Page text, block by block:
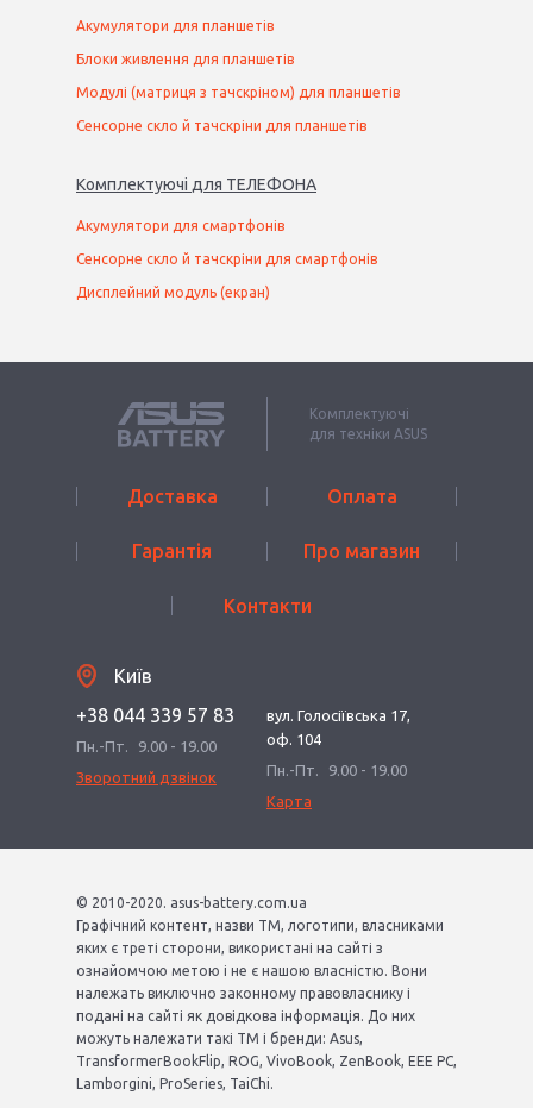
Акумулятори для планшетів
Блоки живлення для планшетів
Модулі (матриця з тачскріном) для планшетів
Сенсорне скло й тачскріни для планшетів
Комплектуючі для ТЕЛЕФОНА
Акумулятори для смартфонів
Сенсорне скло й тачскріни для смартфонів
Дисплейний модуль (екран)
Комплектуючі
для техніки ASUS
Доставка Оплата
Гарантія Про магазин
Контакти
Київ
+38 044 339 57 83
Пн.-Пт.
9.00 - 19.00
Зворотний дзвінок
вул. Голосіївська 17,
оф. 104
Пн.-Пт.
9.00 - 19.00
Карта
© 2010-2020. asus-battery.com.ua
Графічний контент, назви ТМ, логотипи, власниками
яких є треті сторони, використані на сайті з
ознайомчою метою і не є нашою власністю. Вони
належать виключно законному правовласнику і
подані на сайті як довідкова інформація. До них
можуть належати такі ТМ і бренди: Asus,
TransformerBookFlip, ROG, VivoBook, ZenBook, EEE PC,
Lamborgini, ProSeries, TaiChi.